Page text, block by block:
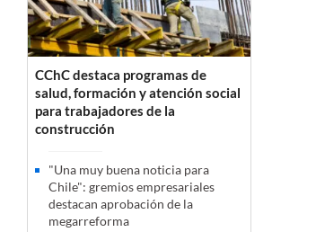
CChC destaca programas de
salud, formación y atención social
para trabajadores de la
construcción
"Una muy buena noticia para
Chile": gremios empresariales
destacan aprobación de la
megarreforma